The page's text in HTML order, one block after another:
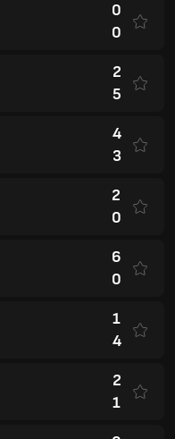
0
0
2
5
4
3
2
0
6
0
1
4
2
1